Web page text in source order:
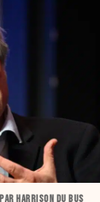
HARRISON DU BUS